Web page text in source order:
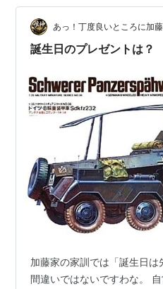
学、実存哲学、そしてメデ
ン・エコノミー）へと至る論
したものです。以下に、…
あっ！丁度良いところに加
誕生日のプレゼントは？
加藤家の家訓では「誕生日
間違いではないですわな。